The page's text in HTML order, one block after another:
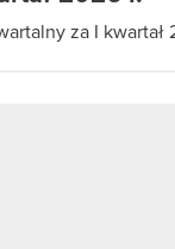
za I kwartał